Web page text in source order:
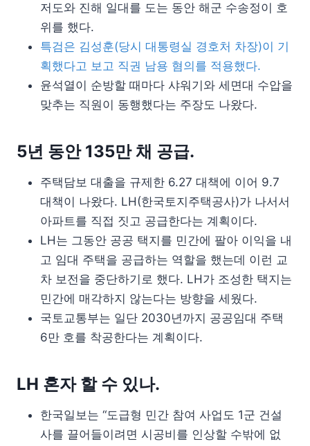
저도와 진해 일대를 도는 동안 해군 수송정이 호
위를 했다.
특검은 김성훈(당시 대통령실 경호처 차장)이 기
획했다고 보고 직권 남용 혐의를 적용했다.
윤석열이 순방할 때마다 샤워기와 세면대 수압을
맞추는 직원이 동행했다는 주장도 나왔다.
5년 동안 135만 채 공급.
주택담보 대출을 규제한 6.27 대책에 이어 9.7
대책이 나왔다. LH(한국토지주택공사)가 나서서
아파트를 직접 짓고 공급한다는 계획이다.
LH는 그동안 공공 택지를 민간에 팔아 이익을 내
고 임대 주택을 공급하는 역할을 했는데 이런 교
차 보전을 중단하기로 했다. LH가 조성한 택지는
민간에 매각하지 않는다는 방향을 세웠다.
국토교통부는 일단 2030년까지 공공임대 주택
6만 호를 착공한다는 계획이다.
LH 혼자 할 수 있나.
한국일보는 “도급형 민간 참여 사업도 1군 건설
사를 끌어들이려면 시공비를 인상할 수밖에 없